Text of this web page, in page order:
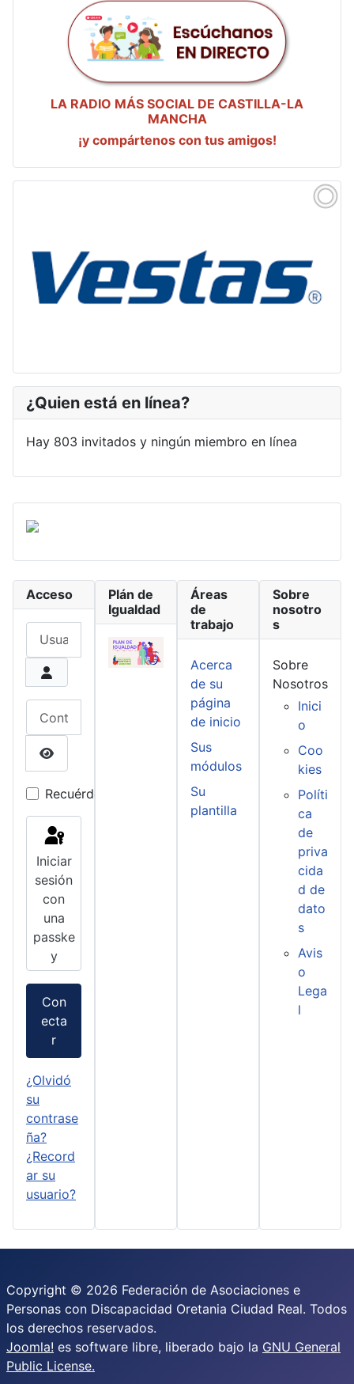
LA RADIO MÁS SOCIAL DE CASTILLA-LA
MANCHA
¡y compártenos con tus amigos!
¿Quien está en línea?
Hay 803 invitados y ningún miembro en línea
Acceso
Mostrar contraseña
Recuérdeme
Iniciar
sesión
con
una
passke
y
Con
ecta
r
¿Olvidó
su
contrase
ña?
¿Record
ar su
usuario?
Plán de
Igualdad
Áreas
de
trabajo
Acerca
de su
página
de inicio
Sus
módulos
Su
plantilla
Sobre
nosotro
s
Sobre
Nosotros
Inici
o
Coo
kies
Políti
ca
de
priva
cida
d de
dato
s
Avis
o
Lega
l
Copyright © 2026 Federación de Asociaciones e
Personas con Discapacidad Oretania Ciudad Real. Todos
los derechos reservados.
Joomla! es software libre, liberado bajo la GNU General
Public License.